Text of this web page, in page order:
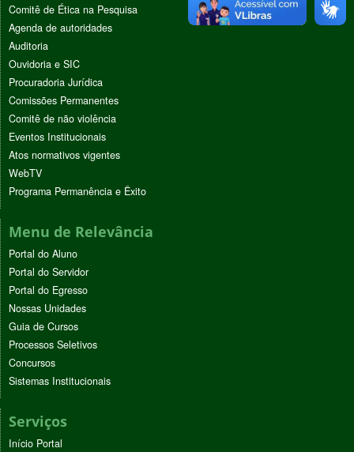
Comitê de Ética na Pesquisa
Agenda de autoridades
Auditoria
Ouvidoria e SIC
Procuradoria Jurídica
Comissões Permanentes
Comitê de não violência
Eventos Institucionais
Atos normativos vigentes
WebTV
Programa Permanência e Êxito
Menu de Relevância
Portal do Aluno
Portal do Servidor
Portal do Egresso
Nossas Unidades
Guia de Cursos
Processos Seletivos
Concursos
Sistemas Institucionais
Serviços
Início Portal